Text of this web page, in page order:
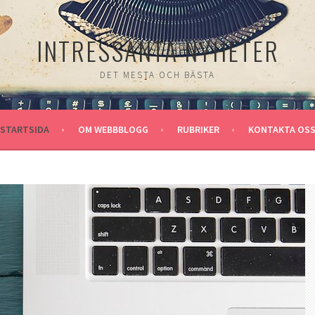
INTRESSANTA NYHETER
DET MESTA OCH BÄSTA
STARTSIDA OM WEBBBLOGG RUBRIKER KONTAKTA OSS